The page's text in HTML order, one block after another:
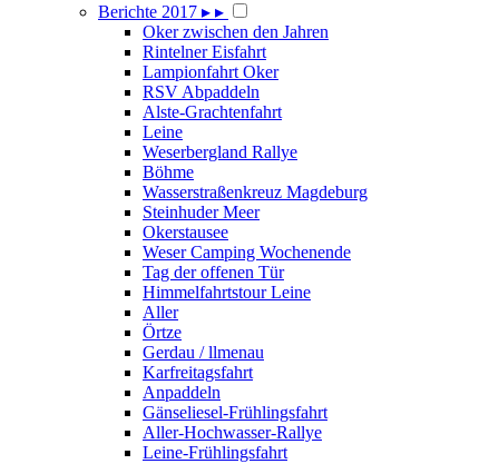
Berichte 2017 ▸ ▸
Oker zwischen den Jahren
Rintelner Eisfahrt
Lampionfahrt Oker
RSV Abpaddeln
Alste-Grachtenfahrt
Leine
Weserbergland Rallye
Böhme
Wasserstraßenkreuz Magdeburg
Steinhuder Meer
Okerstausee
Weser Camping Wochenende
Tag der offenen Tür
Himmelfahrtstour Leine
Aller
Örtze
Gerdau / llmenau
Karfreitagsfahrt
Anpaddeln
Gänseliesel-Frühlingsfahrt
Aller-Hochwasser-Rallye
Leine-Frühlingsfahrt